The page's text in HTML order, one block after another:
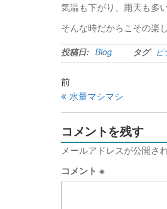
気温も下がり、雨天も多い
そんな時だからこその楽
投稿日: Blog タグ
前
水量マシマシ
コメントを残す
メールアドレスが公開さ
コメント ※